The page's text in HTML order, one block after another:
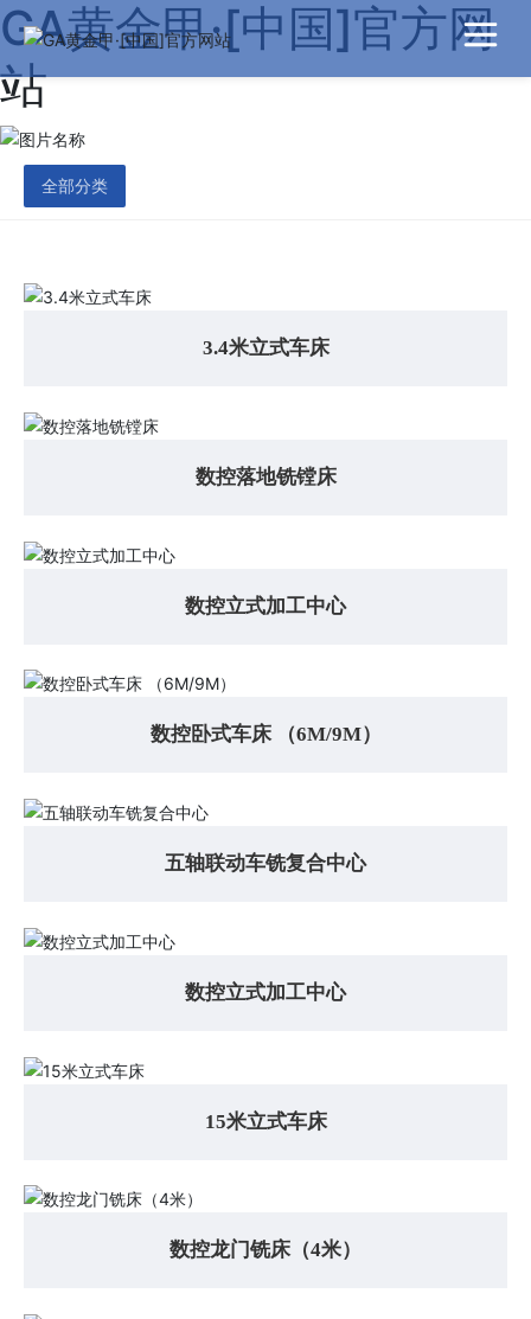
GA黄金甲·[中国]官方网
站
全部分类
3.4米立式车床
数控落地铣镗床
数控立式加工中心
数控卧式车床 （6M/9M）
五轴联动车铣复合中心
数控立式加工中心
15米立式车床
数控龙门铣床（4米）